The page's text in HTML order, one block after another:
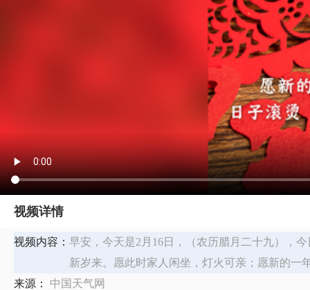
视频详情
视频内容： 早安，今天是2月16日，（农历腊月二十九），
新岁来。愿此时家人闲坐，灯火可亲；愿新的一
来源：
中国天气网